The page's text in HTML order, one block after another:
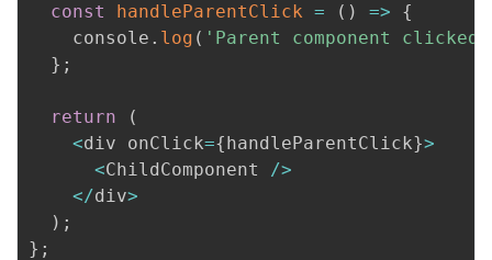
const
handleParentClick = ( ) =>
{
    console
. log ( 'Parent component clicked'
} ;
return
(
<div onClick={handleParentClick}>
<ChildComponent />
</div>
) ;
} ;